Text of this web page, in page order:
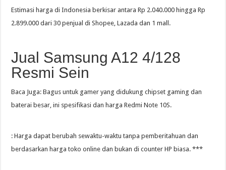
Estimasi harga di Indonesia berkisar antara Rp 2.040.000 hingga Rp
2.899.000 dari 30 penjual di Shopee, Lazada dan 1 mall.
Jual Samsung A12 4/128
Resmi Sein
Baca Juga: Bagus untuk gamer yang didukung chipset gaming dan
baterai besar, ini spesifikasi dan harga Redmi Note 10S.
: Harga dapat berubah sewaktu-waktu tanpa pemberitahuan dan
berdasarkan harga toko online dan bukan di counter HP biasa. ***